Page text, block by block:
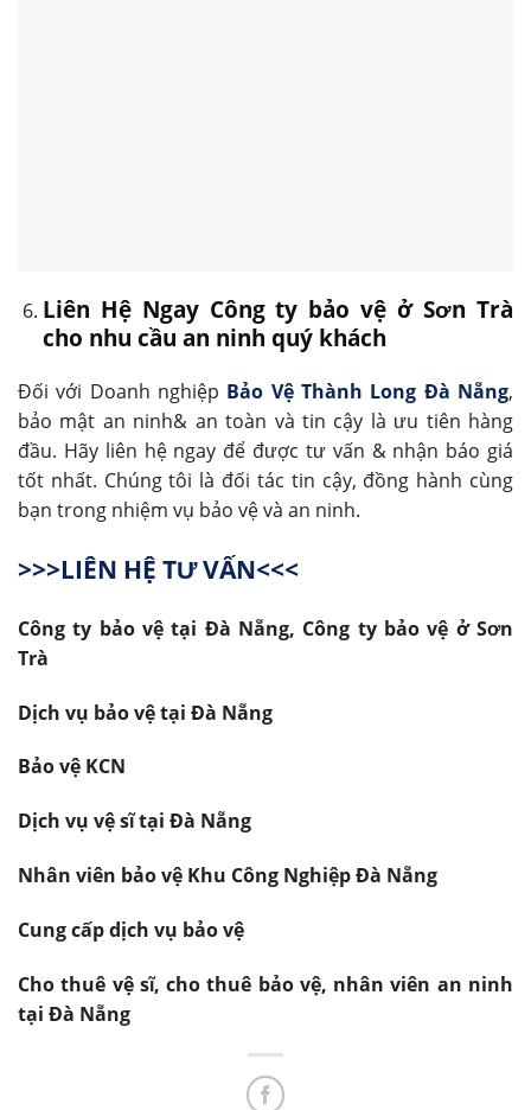
Liên Hệ Ngay Công ty bảo vệ ở Sơn Trà
cho nhu cầu an ninh quý khách
Đối với Doanh nghiệp Bảo Vệ Thành Long Đà Nẵng,
bảo mật an ninh& an toàn và tin cậy là ưu tiên hàng
đầu. Hãy liên hệ ngay để được tư vấn & nhận báo giá
tốt nhất. Chúng tôi là đối tác tin cậy, đồng hành cùng
bạn trong nhiệm vụ bảo vệ và an ninh.
>>>LIÊN HỆ TƯ VẤN<<<
Công ty bảo vệ tại Đà Nẵng, Công ty bảo vệ ở Sơn
Trà
Dịch vụ bảo vệ tại Đà Nẵng
Bảo vệ KCN
Dịch vụ vệ sĩ tại Đà Nẵng
Nhân viên bảo vệ Khu Công Nghiệp Đà Nẵng
Cung cấp dịch vụ bảo vệ
Cho thuê vệ sĩ, cho thuê bảo vệ, nhân viên an ninh
tại Đà Nẵng